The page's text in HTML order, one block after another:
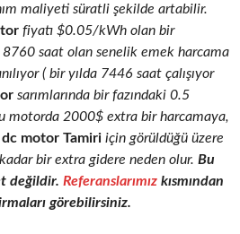
maliyeti süratli şekilde artabilir.
fiyatı $0.05/kWh olan bir
saat olan senelik emek harcama
( bir yılda 7446 saat çalışıyor
sarımlarında bir fazındaki 0.5
motorda 2000$ extra bir harcamaya,
motor Tamiri için görüldüğü üzere
bir extra gidere neden olur. Bu
değildir. Referanslarımız kısmından
görebilirsiniz.